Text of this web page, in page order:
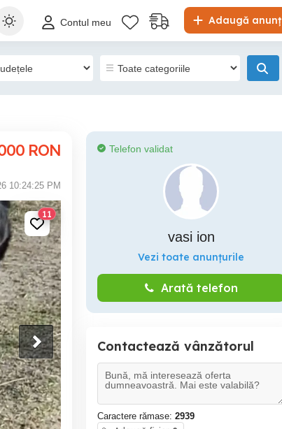
Adaugă anunț
Contul meu
RON
10:24:25 PM
11
Telefon validat
vasi ion
Vezi toate anunțurile
Arată telefon
Contactează vânzătorul
Caractere rămase: 2939